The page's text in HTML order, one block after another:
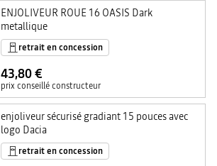
ENJOLIVEUR ROUE 16 OASIS Dark
metallique
retrait en concession
43,80 €
prix conseillé constructeur
enjoliveur sécurisé gradiant 15 pouces avec
logo Dacia
retrait en concession